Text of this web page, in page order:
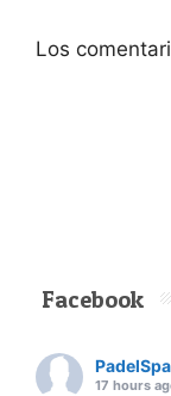
Los
Facebook
17 hours